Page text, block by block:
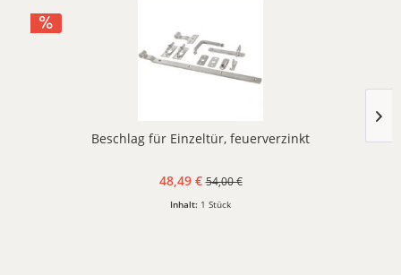
Beschlag für Einzeltür, feuerverzinkt
48,49 € 54,00 €
Inhalt: 1 Stück